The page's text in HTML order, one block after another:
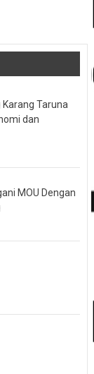
Taruna
dan
MOU Dengan